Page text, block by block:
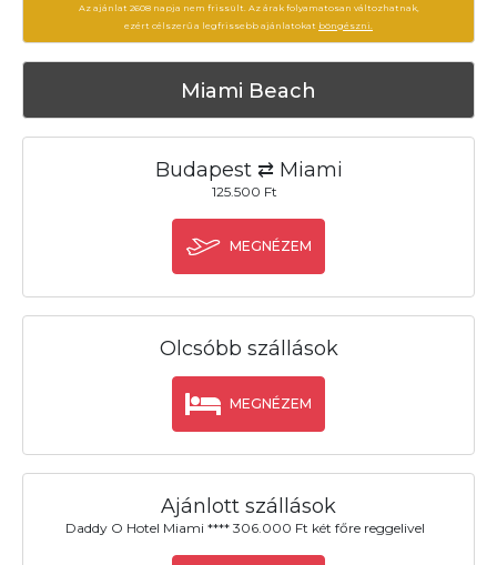
Az ajánlat 2608 napja nem frissült. Az árak folyamatosan változhatnak,
ezért célszerű a legfrissebb ajánlatokat böngészni.
Miami Beach
Budapest ⇄ Miami
125.500 Ft
MEGNÉZEM
Olcsóbb szállások
MEGNÉZEM
Ajánlott szállások
Daddy O Hotel Miami **** 306.000 Ft két főre reggelivel